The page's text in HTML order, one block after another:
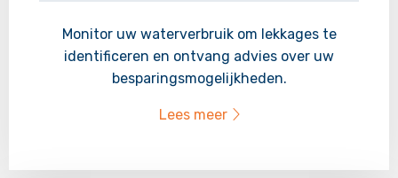
Monitor uw waterverbruik om lekkages te
identificeren en ontvang advies over uw
besparingsmogelijkheden.
Lees meer
meer